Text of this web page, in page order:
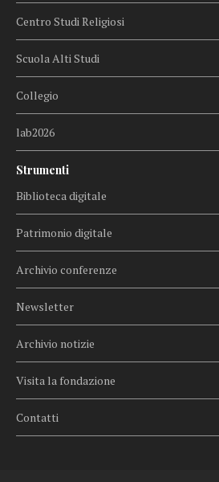
Centro Studi Religiosi
Scuola Alti Studi
Collegio
lab2026
Strumenti
Biblioteca digitale
Patrimonio digitale
Archivio conferenze
Newsletter
Archivio notizie
Visita la fondazione
Contatti